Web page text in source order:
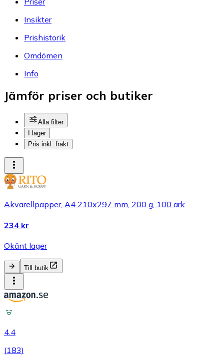
Insikter
Prishistorik
Omdömen
Info
Jämför priser och butiker
Alla filter
I lager
Pris inkl. frakt
Akvarellpapper, A4 210x297 mm, 200 g, 100 ark
234 kr
Okänt lager
Till butik
4.4
(183)